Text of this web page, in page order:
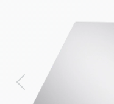
Previous